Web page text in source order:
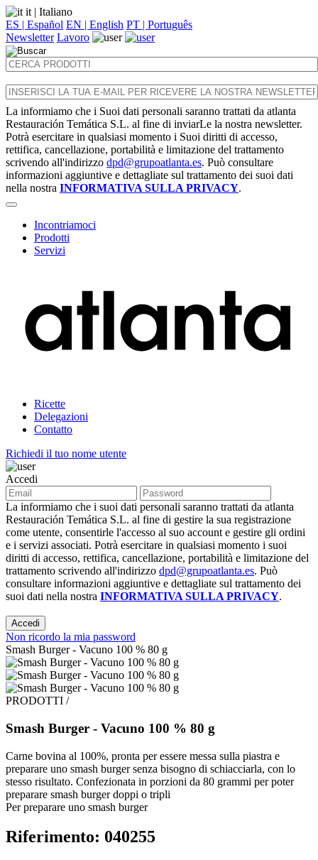
it | Italiano
ES | Español EN | English PT | Português
Newsletter Lavoro
La informiamo che i Suoi dati personali saranno trattati da atlanta
Restauración Temática S.L. al fine di inviarLe la nostra newsletter.
Potrà esercitare in qualsiasi momento i Suoi diritti di accesso,
rettifica, cancellazione, portabilità e limitazione del trattamento
scrivendo all'indirizzo dpd@grupoatlanta.es. Può consultare
informazioni aggiuntive e dettagliate sul trattamento dei suoi dati
nella nostra INFORMATIVA SULLA PRIVACY.
Incontriamoci
Prodotti
Servizi
Ricette
Delegazioni
Contatto
Richiedi il tuo nome utente
Accedi
La informiamo che i suoi dati personali saranno trattati da atlanta
Restauración Temática S.L. al fine di gestire la sua registrazione
come utente, consentirle l'accesso al suo account e gestire gli ordini
e i servizi associati. Potrà esercitare in qualsiasi momento i suoi
diritti di accesso, rettifica, cancellazione, portabilità e limitazione del
trattamento scrivendo all'indirizzo dpd@grupoatlanta.es. Può
consultare informazioni aggiuntive e dettagliate sul trattamento dei
suoi dati nella nostra INFORMATIVA SULLA PRIVACY.
Accedi
Non ricordo la mia password
Smash Burger - Vacuno 100 % 80 g
PRODOTTI /
Smash Burger - Vacuno 100 % 80 g
Carne bovina al 100%, pronta per essere messa sulla piastra e
preparare uno smash burger senza bisogno di schiacciarla, con lo
stesso risultato. Confezionata in porzioni da 80 grammi per poter
preparare smash burger doppi o tripli
Per preparare uno smash burger
Riferimento: 040255